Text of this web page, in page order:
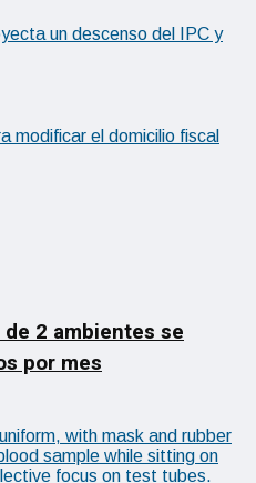
un descenso del IPC y
modificar el domicilio fiscal
2 ambientes se
por mes